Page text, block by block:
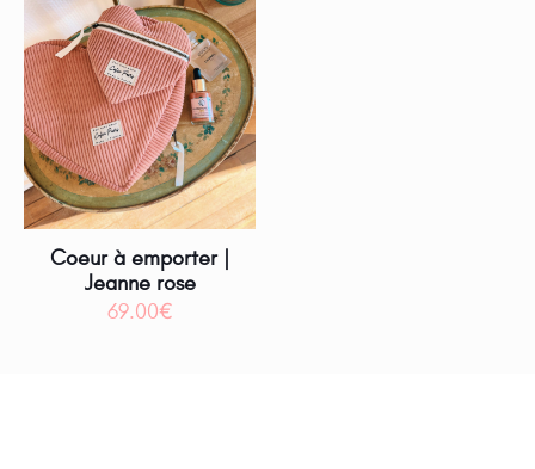
Coeur à emporter |
Jeanne rose
69.00€